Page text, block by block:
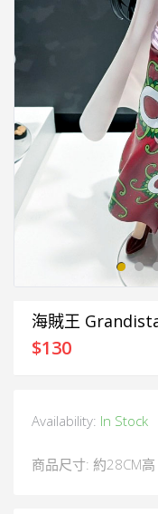
海賊王
$130
Availability: In Stock
商品尺寸: 約28CM高